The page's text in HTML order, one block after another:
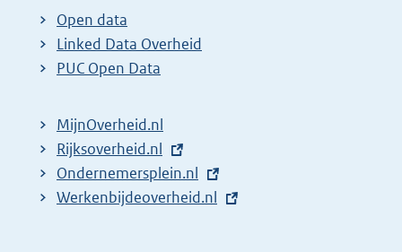
t
e
r
l
i
n
k
Open data
Linked Data Overheid
PUC Open Data
MijnOverheid.nl
E
x
t
Rijksoverheid.nl
E
x
Ondernemersplein.nl
E
Werkenbijdeoverheid.nl